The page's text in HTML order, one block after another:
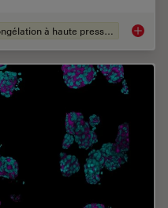
Congélation à haute pression Cryo-